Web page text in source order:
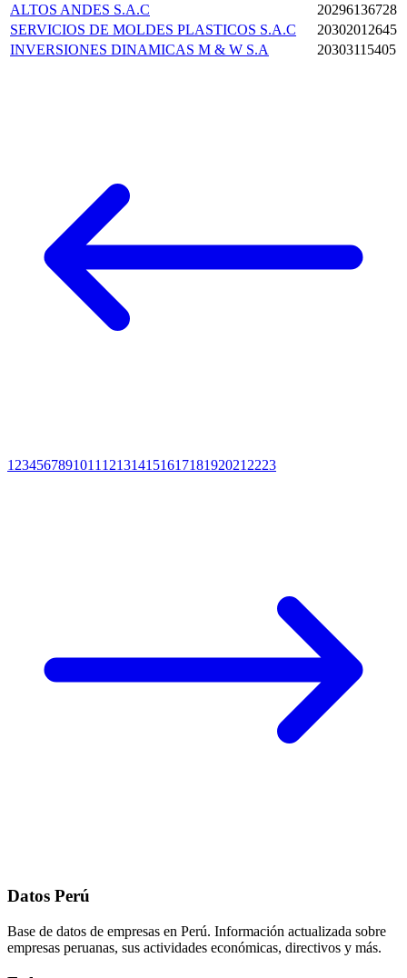
ALTOS ANDES S.A.C
20296136728
SERVICIOS DE MOLDES PLASTICOS S.A.C
20302012645
INVERSIONES DINAMICAS M & W S.A
20303115405
1 234567891011 12131415161718192021 2223
Datos Perú
Base de datos de empresas en Perú. Información actualizada sobre
empresas peruanas, sus actividades económicas, directivos y más.